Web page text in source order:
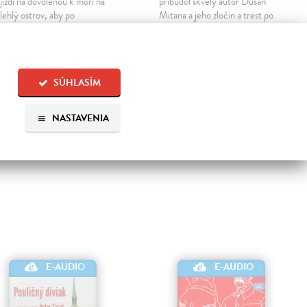
SÚHLASÍM
NASTAVENIA
ostrov, aby po
a Marie, dvou sester, s
Na stiahnutie akoMP3
€
Mitana a jeho zločin a trest po
E-AUDIO E-AUDIO